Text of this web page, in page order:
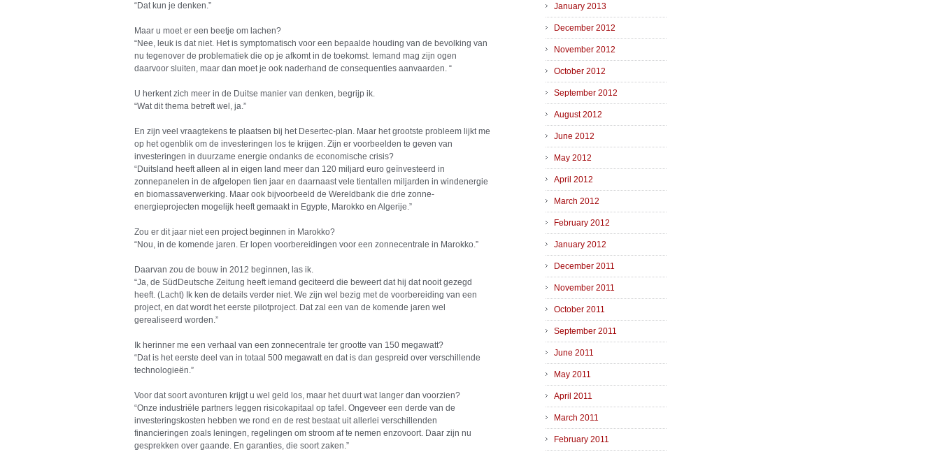
“Dat kun je denken.”
Maar u moet er een beetje om lachen?
“Nee, leuk is dat niet. Het is symptomatisch voor een bepaalde houding van de bevolking van
nu tegenover de problematiek die op je afkomt in de toekomst. Iemand mag zijn ogen
daarvoor sluiten, maar dan moet je ook naderhand de consequenties aanvaarden. “
U herkent zich meer in de Duitse manier van denken, begrijp ik.
“Wat dit thema betreft wel, ja.”
En zijn veel vraagtekens te plaatsen bij het Desertec-plan. Maar het grootste probleem lijkt me
op het ogenblik om de investeringen los te krijgen. Zijn er voorbeelden te geven van
investeringen in duurzame energie ondanks de economische crisis?
“Duitsland heeft alleen al in eigen land meer dan 120 miljard euro geïnvesteerd in
zonnepanelen in de afgelopen tien jaar en daarnaast vele tientallen miljarden in windenergie
en biomassaverwerking. Maar ook bijvoorbeeld de Wereldbank die drie zonne-
energieprojecten mogelijk heeft gemaakt in Egypte, Marokko en Algerije.”
Zou er dit jaar niet een project beginnen in Marokko?
“Nou, in de komende jaren. Er lopen voorbereidingen voor een zonnecentrale in Marokko.”
Daarvan zou de bouw in 2012 beginnen, las ik.
“Ja, de SüdDeutsche Zeitung heeft iemand geciteerd die beweert dat hij dat nooit gezegd
heeft. (Lacht) Ik ken de details verder niet. We zijn wel bezig met de voorbereiding van een
project, en dat wordt het eerste pilotproject. Dat zal een van de komende jaren wel
gerealiseerd worden.”
Ik herinner me een verhaal van een zonnecentrale ter grootte van 150 megawatt?
“Dat is het eerste deel van in totaal 500 megawatt en dat is dan gespreid over verschillende
technologieën.”
Voor dat soort avonturen krijgt u wel geld los, maar het duurt wat langer dan voorzien?
“Onze industriële partners leggen risicokapitaal op tafel. Ongeveer een derde van de
investeringskosten hebben we rond en de rest bestaat uit allerlei verschillenden
financieringen zoals leningen, regelingen om stroom af te nemen enzovoort. Daar zijn nu
gesprekken over gaande. En garanties, die soort zaken.”
January 2013
December 2012
November 2012
October 2012
September 2012
August 2012
June 2012
May 2012
April 2012
March 2012
February 2012
January 2012
December 2011
November 2011
October 2011
September 2011
June 2011
May 2011
April 2011
March 2011
February 2011